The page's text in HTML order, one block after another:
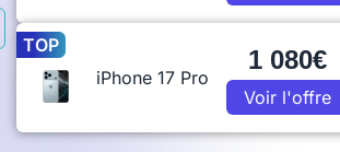
TOP
iPhone 17 Pro
1 080€
Voir l'offre